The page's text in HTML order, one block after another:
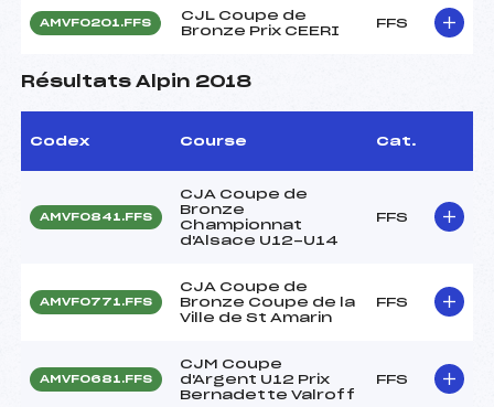
AMVF0201.FFS
CJL Coupe de
Bronze Prix CEERI
FFS
Résultats Alpin 2018
Codex Course Cat.
AMVF0841.FFS
CJA Coupe de
Bronze
Championnat
d'Alsace U12-U14
FFS
AMVF0771.FFS
CJA Coupe de
Bronze Coupe de la
Ville de St Amarin
FFS
AMVF0681.FFS
CJM Coupe
d'Argent U12 Prix
Bernadette Valroff
FFS